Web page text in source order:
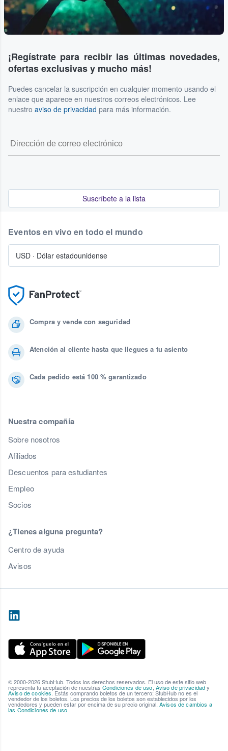
¡Regístrate para recibir las últimas novedades,
ofertas exclusivas y mucho más!
Puedes cancelar la suscripción en cualquier momento usando el
enlace que aparece en nuestros correos electrónicos. Lee
nuestro aviso de privacidad para más información.
Suscríbete a la lista
Compra y vende con seguridad
Atención al cliente hasta que llegues a tu asiento
Cada pedido está 100 % garantizado
Nuestra compañía
Sobre nosotros
Afiliados
Descuentos para estudiantes
Empleo
Socios
¿Tienes alguna pregunta?
Centro de ayuda
Avisos
Eventos en vivo en todo el mundo
USD · Dólar estadounidense
© 2000-2026 StubHub. Todos los derechos reservados. El uso de este sitio web
representa tu aceptación de nuestras Condiciones de uso Aviso de privacidady
Aviso de cookies. Estás comprando boletos de un tercero; StubHub no es el
vendedor de los boletos. Los precios de los boletos son establecidos por los
vendedores y pueden estar por encima de su precio original. Avisos de cambios a
las Condiciones de uso